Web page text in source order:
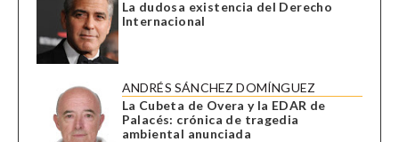
La dudosa existencia del Derecho
Internacional
ANDRÉS SÁNCHEZ DOMÍNGUEZ
La Cubeta de Overa y la EDAR de
Palacés: crónica de tragedia
ambiental anunciada